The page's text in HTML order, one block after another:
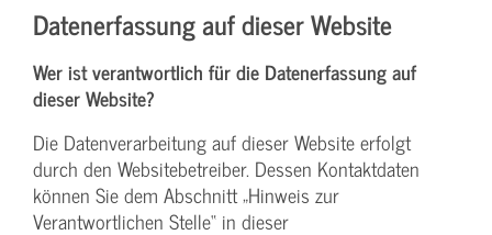
Datenerfassung auf dieser Website
Wer ist verantwortlich für die Datenerfassung auf
dieser Website?
Die Datenverarbeitung auf dieser Website erfolgt
durch den Websitebetreiber. Dessen Kontaktdaten
können Sie dem Abschnitt „Hinweis zur
Verantwortlichen Stelle“ in dieser